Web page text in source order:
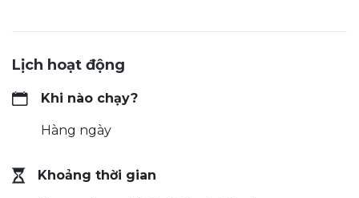
Lịch hoạt động
Khi nào chạy?
Hàng ngày
Khoảng thời gian